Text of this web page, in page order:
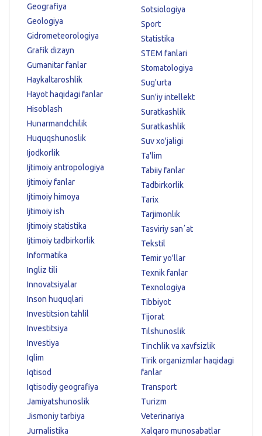
Geografiya
Geologiya
Gidrometeorologiya
Grafik dizayn
Gumanitar fanlar
Haykaltaroshlik
Hayot haqidagi fanlar
Hisoblash
Hunarmandchilik
Huquqshunoslik
Ijodkorlik
Ijtimoiy antropologiya
Ijtimoiy fanlar
Ijtimoiy himoya
Ijtimoiy ish
Ijtimoiy statistika
Ijtimoiy tadbirkorlik
Informatika
Ingliz tili
Innovatsiyalar
Inson huquqlari
Investitsion tahlil
Investitsiya
Investiya
Iqlim
Iqtisod
Iqtisodiy geografiya
Jamiyatshunoslik
Jismoniy tarbiya
Jurnalistika
Sotsiologiya
Sport
Statistika
STEM fanlari
Stomatologiya
Sug'urta
Sun'iy intellekt
Suratkashlik
Suratkashlik
Suv xo'jaligi
Ta'lim
Tabiiy fanlar
Tadbirkorlik
Tarix
Tarjimonlik
Tasviriy sanʼat
Tekstil
Temir yo'llar
Texnik fanlar
Texnologiya
Tibbiyot
Tijorat
Tilshunoslik
Tinchlik va xavfsizlik
Tirik organizmlar haqidagi
fanlar
Transport
Turizm
Veterinariya
Xalqaro munosabatlar